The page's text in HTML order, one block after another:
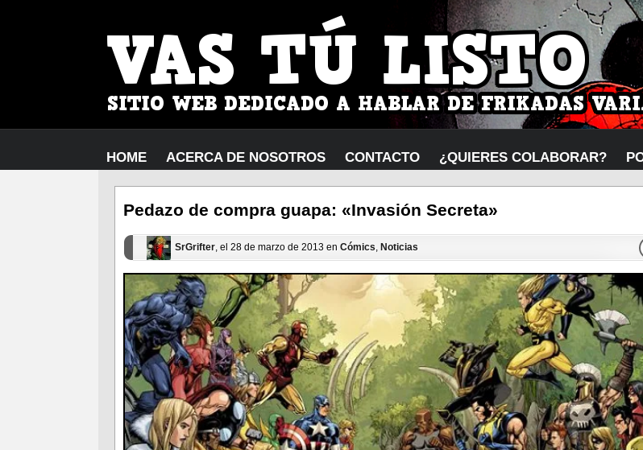
HOME ACERCA DE NOSOTROS CONTACTO ¿QUIERES COLABORAR?
Pedazo de compra guapa: «Invasión Secreta»
SrGrifter, el 28 de marzo de 2013 en Cómics, Noticias